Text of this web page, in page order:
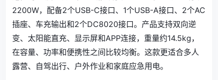
2200W，配备2个USB-C接口、1个USB-A接口、2个AC
插座、车充输出和2个DC8020接口。产品支持双向逆
变、太阳能直充、显示屏和APP连接，重量约14.5kg，
在容量、功率和便携性之间比较均衡。这款更适合多人
露营、自驾出行、户外作业和家庭应急用电。